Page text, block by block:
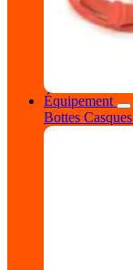
Équipement
Bottes Casques